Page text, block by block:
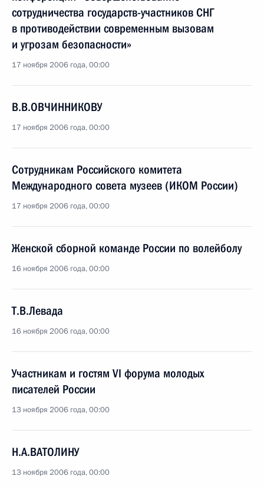
сотрудничества государств-участников СНГ
в противодействии современным вызовам
и угрозам безопасности»
17 ноября 2006 года, 00:00
В.В.ОВЧИННИКОВУ
17 ноября 2006 года, 00:00
Сотрудникам Российского комитета
Международного совета музеев (ИКОМ России)
17 ноября 2006 года, 00:00
Женской сборной команде России по волейболу
16 ноября 2006 года, 00:00
Т.В.Левада
16 ноября 2006 года, 00:00
Участникам и гостям VI форума молодых
писателей России
13 ноября 2006 года, 00:00
Н.А.ВАТОЛИНУ
13 ноября 2006 года, 00:00